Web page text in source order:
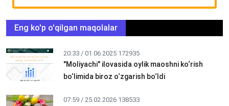
Eng ko'p o'qilgan maqolalar
20:33 / 01.06.2025 172935
"Moliyachi" ilovasida oylik maoshni ko‘rish
bo‘limida biroz o‘zgarish bo‘ldi
07:59 / 25.02.2026 138533